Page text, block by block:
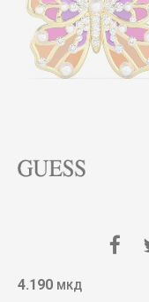
4.190 МКД